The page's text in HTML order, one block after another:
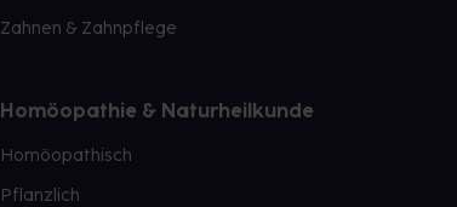
Zahnen & Zahnpflege
Homöopathie & Naturheilkunde
Homöopathisch
Pflanzlich